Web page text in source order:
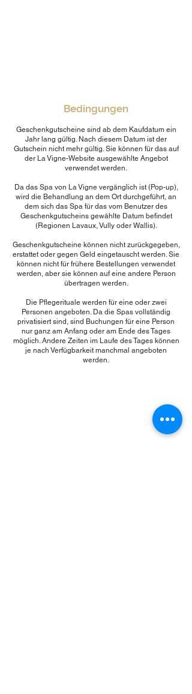
Bedingungen
Geschenkgutscheine sind ab dem Kaufdatum ein
Jahr lang gültig. Nach diesem Datum ist der
Gutschein nicht mehr gültig. Sie können für das auf
der La Vigne-Website ausgewählte Angebot
verwendet werden.
Da das Spa von La Vigne vergänglich ist (Pop-up),
wird die Behandlung an dem Ort durchgeführt, an
dem sich das Spa für das vom Benutzer des
Geschenkgutscheins gewählte Datum befindet
(Regionen Lavaux, Vully oder Wallis).
Geschenkgutscheine können nicht zurückgegeben,
erstattet oder gegen Geld eingetauscht werden. Sie
können nicht für frühere Bestellungen verwendet
werden, aber sie können auf eine andere Person
übertragen werden.
Die Pflegerituale werden für eine oder zwei
Personen angeboten. Da die Spas vollständig
privatisiert sind, sind Buchungen für eine Person
nur ganz am Anfang oder am Ende des Tages
möglich. Andere Zeiten im Laufe des Tages können
je nach Verfügbarkeit manchmal angeboten
werden.